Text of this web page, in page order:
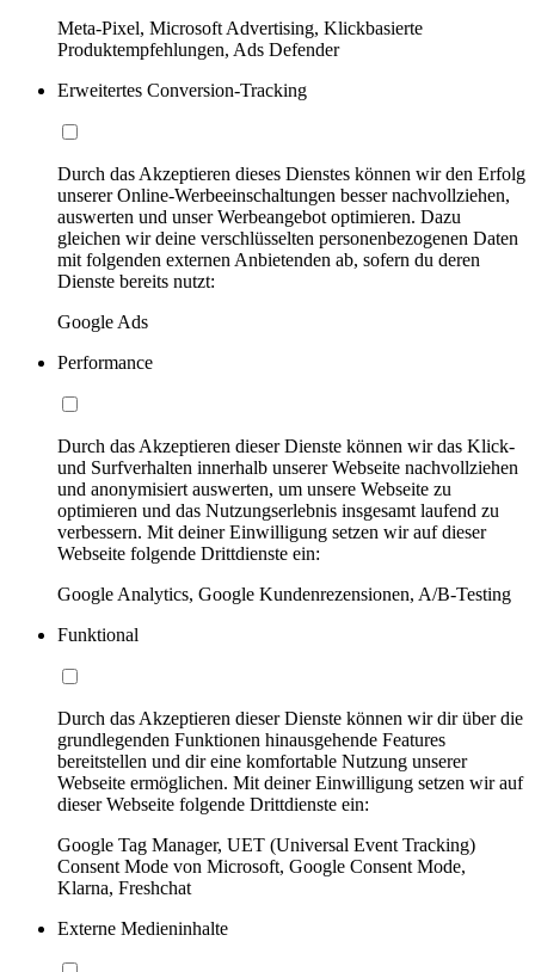
Meta-Pixel, Microsoft Advertising, Klickbasierte
Produktempfehlungen, Ads Defender
Erweitertes Conversion-Tracking
Durch das Akzeptieren dieses Dienstes können wir den Erfolg
unserer Online-Werbeeinschaltungen besser nachvollziehen,
auswerten und unser Werbeangebot optimieren. Dazu
gleichen wir deine verschlüsselten personenbezogenen Daten
mit folgenden externen Anbietenden ab, sofern du deren
Dienste bereits nutzt:
Google Ads
Performance
Durch das Akzeptieren dieser Dienste können wir das Klick-
und Surfverhalten innerhalb unserer Webseite nachvollziehen
und anonymisiert auswerten, um unsere Webseite zu
optimieren und das Nutzungserlebnis insgesamt laufend zu
verbessern. Mit deiner Einwilligung setzen wir auf dieser
Webseite folgende Drittdienste ein:
Google Analytics, Google Kundenrezensionen, A/B-Testing
Funktional
Durch das Akzeptieren dieser Dienste können wir dir über die
grundlegenden Funktionen hinausgehende Features
bereitstellen und dir eine komfortable Nutzung unserer
Webseite ermöglichen. Mit deiner Einwilligung setzen wir auf
dieser Webseite folgende Drittdienste ein:
Google Tag Manager, UET (Universal Event Tracking)
Consent Mode von Microsoft, Google Consent Mode,
Klarna, Freshchat
Externe Medieninhalte